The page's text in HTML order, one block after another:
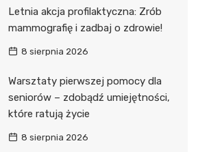
Letnia akcja profilaktyczna: Zrób
mammografię i zadbaj o zdrowie!
8 sierpnia 2026
Warsztaty pierwszej pomocy dla
seniorów – zdobądź umiejętności,
które ratują życie
8 sierpnia 2026